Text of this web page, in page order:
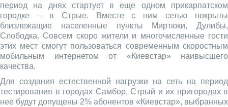
период на днях стартует в еще одном прикарпатском
городке – в Стрые. Вместе с ним сетью покрыты
близлежащие населенные пункты Миртюки, Дулибы,
Слободка. Совсем скоро жители и многочисленные гости
этих мест смогут пользоваться современным скоростным
мобильным интернетом от «Киевстар» наивысшего
качества.
Для создания естественной нагрузки на сеть на период
тестирования в городах Самбор, Стрый и их пригородах в
нее будут допущены 2% абонентов «Киевстар», выбранных